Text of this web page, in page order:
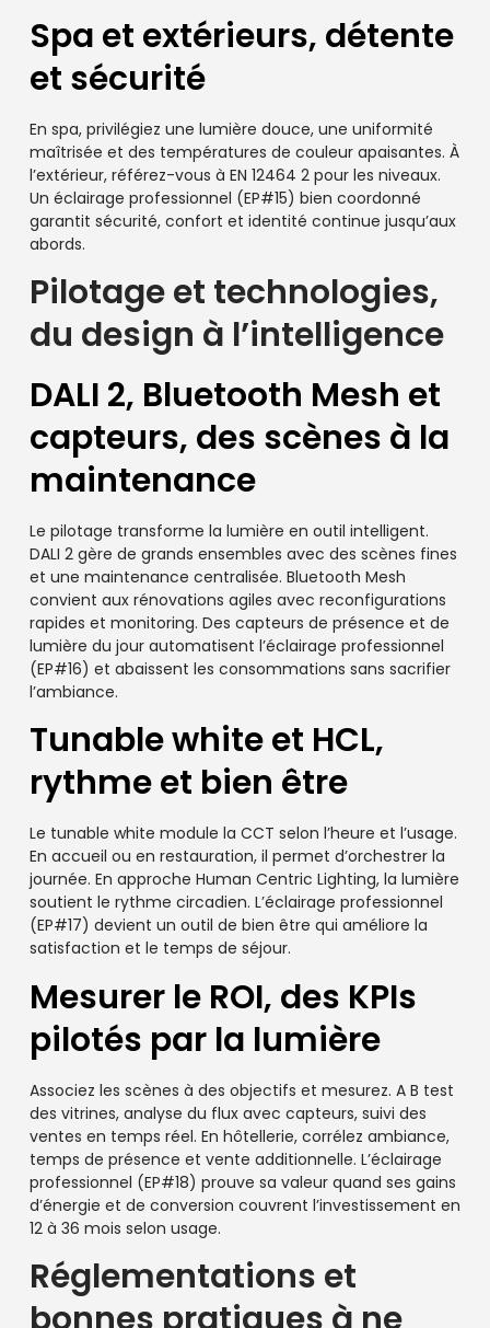
Spa et extérieurs, détente
et sécurité
En spa, privilégiez une lumière douce, une uniformité
maîtrisée et des températures de couleur apaisantes. À
l’extérieur, référez-vous à EN 12464 2 pour les niveaux.
Un éclairage professionnel (EP#15) bien coordonné
garantit sécurité, confort et identité continue jusqu’aux
abords.
Pilotage et technologies,
du design à l’intelligence
DALI 2, Bluetooth Mesh et
capteurs, des scènes à la
maintenance
Le pilotage transforme la lumière en outil intelligent.
DALI 2 gère de grands ensembles avec des scènes fines
et une maintenance centralisée. Bluetooth Mesh
convient aux rénovations agiles avec reconfigurations
rapides et monitoring. Des capteurs de présence et de
lumière du jour automatisent l’éclairage professionnel
(EP#16) et abaissent les consommations sans sacrifier
l’ambiance.
Tunable white et HCL,
rythme et bien être
Le tunable white module la CCT selon l’heure et l’usage.
En accueil ou en restauration, il permet d’orchestrer la
journée. En approche Human Centric Lighting, la lumière
soutient le rythme circadien. L’éclairage professionnel
(EP#17) devient un outil de bien être qui améliore la
satisfaction et le temps de séjour.
Mesurer le ROI, des KPIs
pilotés par la lumière
Associez les scènes à des objectifs et mesurez. A B test
des vitrines, analyse du flux avec capteurs, suivi des
ventes en temps réel. En hôtellerie, corrélez ambiance,
temps de présence et vente additionnelle. L’éclairage
professionnel (EP#18) prouve sa valeur quand ses gains
d’énergie et de conversion couvrent l’investissement en
12 à 36 mois selon usage.
Réglementations et